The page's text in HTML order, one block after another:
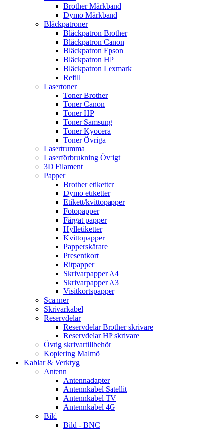
Brother Märkband
Dymo Märkband
Bläckpatroner
Bläckpatron Brother
Bläckpatron Canon
Bläckpatron Epson
Bläckpatron HP
Bläckpatron Lexmark
Refill
Lasertoner
Toner Brother
Toner Canon
Toner HP
Toner Samsung
Toner Kyocera
Toner Övriga
Lasertrumma
Laserförbrukning Övrigt
3D Filament
Papper
Brother etiketter
Dymo etiketter
Etikett/kvittopapper
Fotopapper
Färgat papper
Hylletiketter
Kvittopapper
Papperskärare
Presentkort
Ritpapper
Skrivarpapper A4
Skrivarpapper A3
Visitkortspapper
Scanner
Skrivarkabel
Reservdelar
Reservdelar Brother skrivare
Reservdelar HP skrivare
Övrig skrivartillbehör
Kopiering Malmö
Kablar & Verktyg
Antenn
Antennadapter
Antennkabel Satellit
Antennkabel TV
Antennkabel 4G
Bild
Bild - BNC